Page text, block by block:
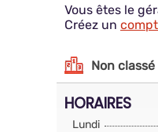
Vous êtes le
Créez un
Non classé
HORAIRES
Lundi